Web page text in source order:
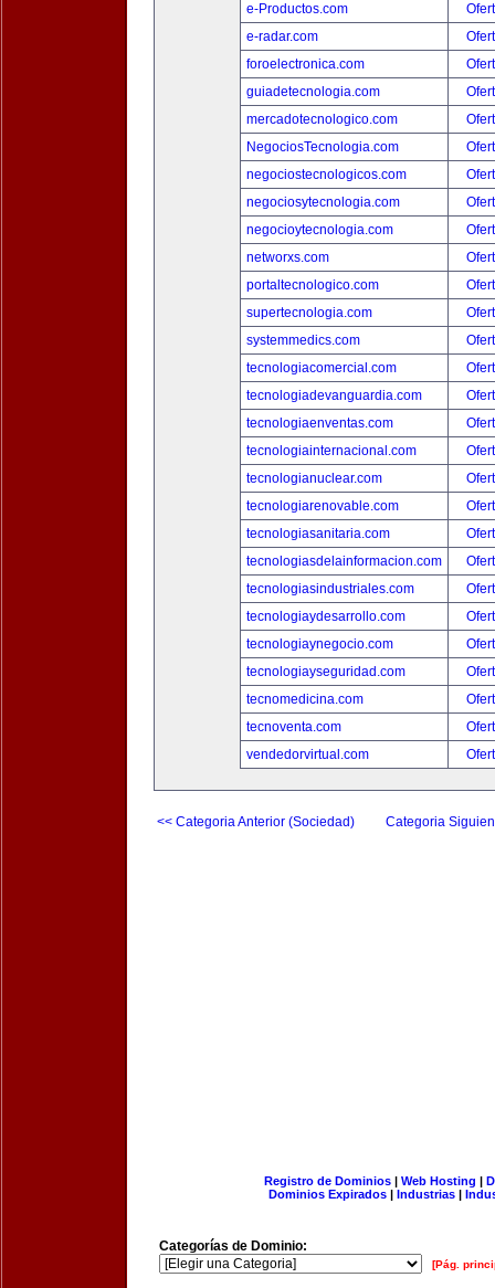
e-Productos.com
e-radar.com
foroelectronica.com
guiadetecnologia.com
mercadotecnologico.com
NegociosTecnologia.com
negociostecnologicos.com
negociosytecnologia.com
negocioytecnologia.com
networxs.com
portaltecnologico.com
supertecnologia.com
systemmedics.com
tecnologiacomercial.com
tecnologiadevanguardia.com
tecnologiaenventas.com
tecnologiainternacional.com
tecnologianuclear.com
tecnologiarenovable.com
tecnologiasanitaria.com
tecnologiasdelainformacion.com
tecnologiasindustriales.com
tecnologiaydesarrollo.com
tecnologiaynegocio.com
tecnologiayseguridad.com
tecnomedicina.com
tecnoventa.com
vendedorvirtual.com
<< Categoria Anterior (Sociedad) Categoria
Registro de Dominios| Web Hosting |
Dominios Expirados | Industrias |
Categorías de Dominio:
[Pág.